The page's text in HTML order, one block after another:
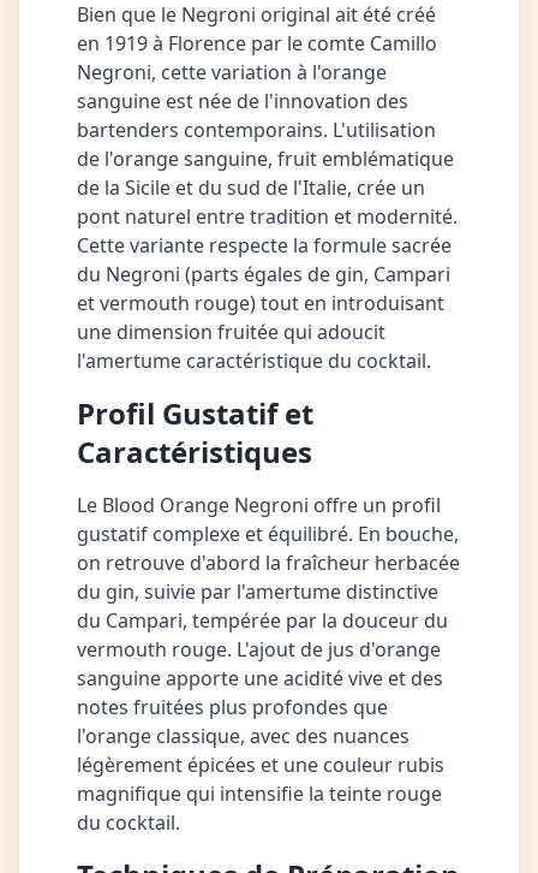
Bien que le Negroni original ait été créé
en 1919 à Florence par le comte Camillo
Negroni, cette variation à l'orange
sanguine est née de l'innovation des
bartenders contemporains. L'utilisation
de l'orange sanguine, fruit emblématique
de la Sicile et du sud de l'Italie, crée un
pont naturel entre tradition et modernité.
Cette variante respecte la formule sacrée
du Negroni (parts égales de gin, Campari
et vermouth rouge) tout en introduisant
une dimension fruitée qui adoucit
l'amertume caractéristique du cocktail.
Profil Gustatif et
Caractéristiques
Le Blood Orange Negroni offre un profil
gustatif complexe et équilibré. En bouche,
on retrouve d'abord la fraîcheur herbacée
du gin, suivie par l'amertume distinctive
du Campari, tempérée par la douceur du
vermouth rouge. L'ajout de jus d'orange
sanguine apporte une acidité vive et des
notes fruitées plus profondes que
l'orange classique, avec des nuances
légèrement épicées et une couleur rubis
magnifique qui intensifie la teinte rouge
du cocktail.